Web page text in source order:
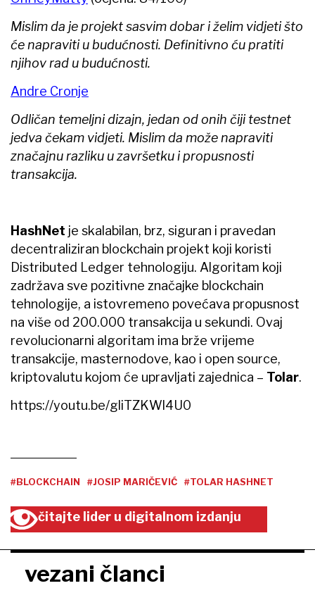
Mislim da je projekt sasvim dobar i želim vidjeti što
će napraviti u budućnosti. Definitivno ću pratiti
njihov rad u budućnosti.
Andre Cronje
Odličan temeljni dizajn, jedan od onih čiji testnet
jedva čekam vidjeti. Mislim da može napraviti
značajnu razliku u završetku i propusnosti
transakcija.
HashNet je skalabilan, brz, siguran i pravedan
decentraliziran blockchain projekt koji koristi
Distributed Ledger tehnologiju. Algoritam koji
zadržava sve pozitivne značajke blockchain
tehnologije, a istovremeno povećava propusnost
na više od 200.000 transakcija u sekundi. Ovaj
revolucionarni algoritam ima brže vrijeme
transakcije, masternodove, kao i open source,
kriptovalutu kojom će upravljati zajednica – Tolar.
https://youtu.be/gliTZKWl4U0
#BLOCKCHAIN #JOSIP MARIČEVIĆ #TOLAR HASHNET
čitajte lider u digitalnom izdanju
vezani članci